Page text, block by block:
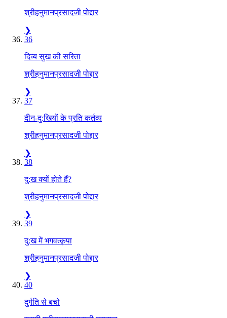
श्रीहनुमानप्रसादजी पोद्दार
❯
36
दिव्य सुख की सरिता
श्रीहनुमानप्रसादजी पोद्दार
❯
37
दीन-दु:खियों के प्रति कर्तव्य
श्रीहनुमानप्रसादजी पोद्दार
❯
38
दु:ख क्यों होते हैं?
श्रीहनुमानप्रसादजी पोद्दार
❯
39
दु:ख में भगवत्कृपा
श्रीहनुमानप्रसादजी पोद्दार
❯
40
दुर्गति से बचो